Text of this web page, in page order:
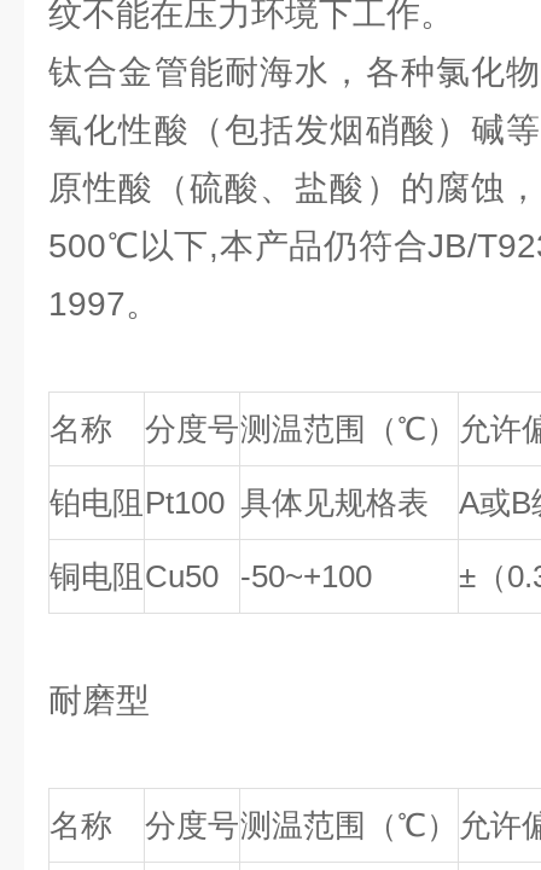
纹不能在压力环境下工作。
钛合金管能耐海水，各种氯化
氧化性酸（包括发烟硝酸）碱
原性酸（硫酸、盐酸）的腐蚀
500℃以下,本产品仍符合JB/
1997。
名称 分度号测温范围（℃） 允
铂电阻 Pt100 具体见规格表 A或B
铜电阻 Cu50 -50~+100 ±（
耐磨型
名称 分度号测温范围（℃） 允